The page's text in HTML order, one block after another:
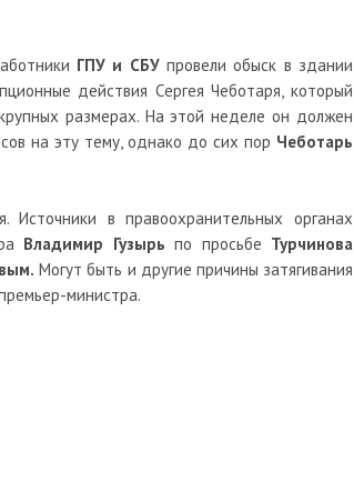
ГПУ и СБУпровели обыск в здании
действия Сергея Чеботаря, который
размерах. На этой неделе он должен
на эту тему, однако до сих пор Чеботарь
Источники в правоохранительных органах
Владимир Гузырь по просьбе Турчинова
Могут быть и другие причины затягивания
министра.